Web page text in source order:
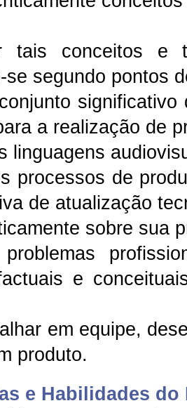
tais conceitos e
se segundo pontos
a realização de
linguagens
processos de
de atualização
sobre sua
e
em equipe,
produto.
e Habilidades